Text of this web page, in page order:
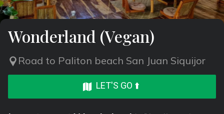
Wonderland (Vegan)
Road to Paliton beach San Juan Siquijor
LET'S GO ⬆️